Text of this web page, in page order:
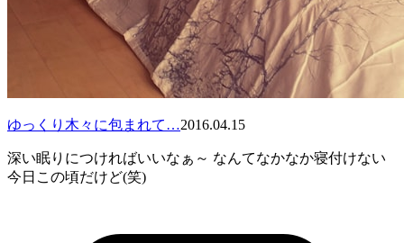
ゆっくり木々に包まれて…2016.04.15
深い眠りにつければいいなぁ～ なんてなかなか寝付けない
今日この頃だけど(笑)